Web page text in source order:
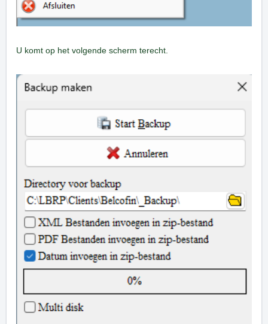
U komt op het volgende scherm terecht.